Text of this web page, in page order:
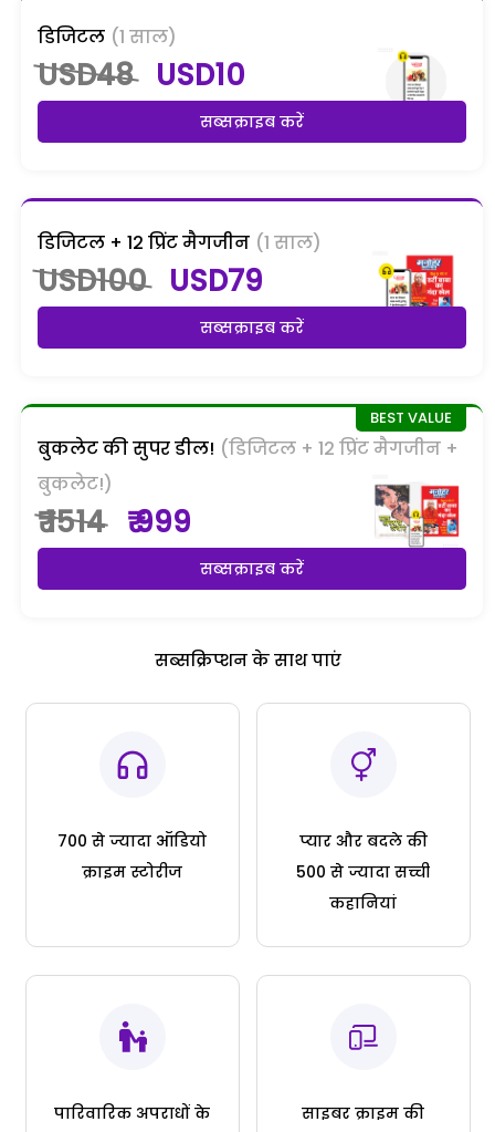
डिजिटल (1 साल)
USD48 USD10
सब्सक्राइब करें
डिजिटल + 12 प्रिंट मैगजीन (1 साल)
USD100 USD79
सब्सक्राइब करें
बुकलेट की सुपर डील! (डिजिटल + 12 प्रिंट मैगजीन +
बुकलेट!)
₹ 1514 ₹ 999
सब्सक्राइब करें
सब्सक्रिप्शन के साथ पाएं
700 से ज्यादा ऑडियो
क्राइम स्टोरीज
प्यार और बदले की
500 से ज्यादा सच्ची
कहानियां
पारिवारिक अपराधों के
साइबर क्राइम की